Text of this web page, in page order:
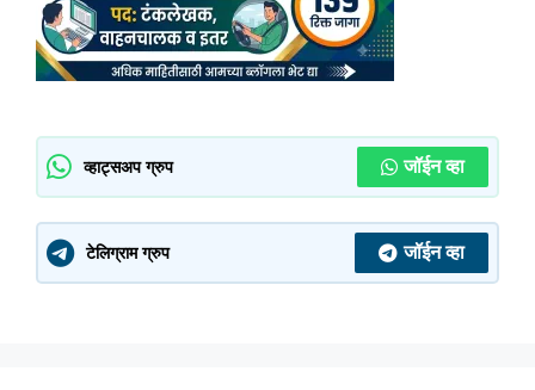
व्हाट्सअप ग्रुप जॉईन व्हा
टेलिग्राम ग्रुप जॉईन व्हा